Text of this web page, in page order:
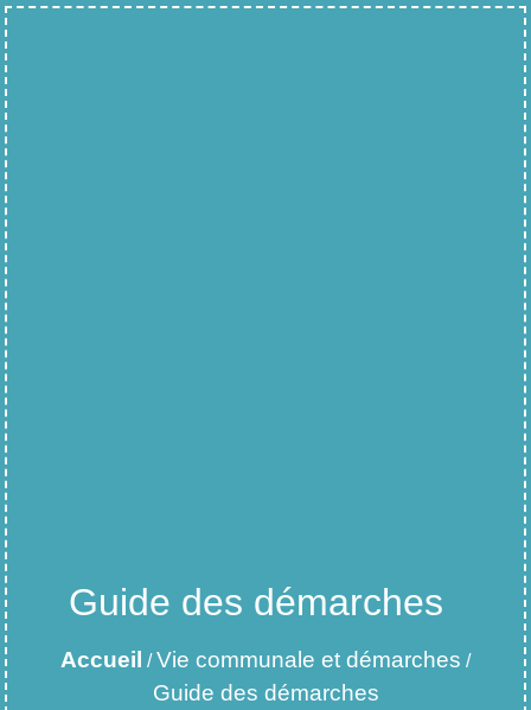
Guide des démarches
Accueil /Vie communale et démarches /
Guide des démarches